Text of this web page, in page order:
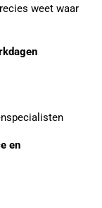
weet waar
en